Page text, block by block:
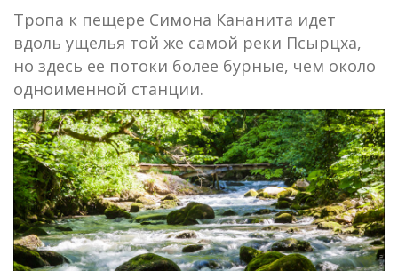
Тропа к пещере Симона Кананита идет
вдоль ущелья той же самой реки Псырцха,
но здесь ее потоки более бурные, чем около
одноименной станции.